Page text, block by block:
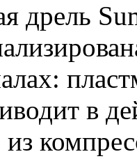
дрель
в